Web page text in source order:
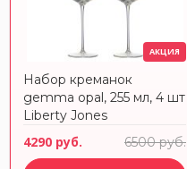
АКЦИЯ
Набор креманок
gemma opal, 255 мл, 4 шт
Liberty Jones
4290 руб. 6500 руб.